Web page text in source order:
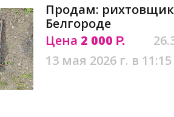
Продам:
Белгороде
Цена 2 000 Р.
13 мая 2026 г. в 11:15